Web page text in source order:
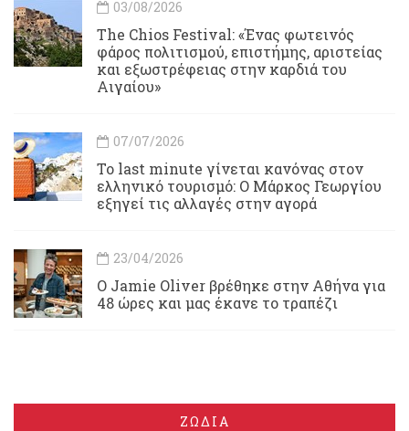
03/08/2026
Τhe Chios Festival: «Ένας φωτεινός
φάρος πολιτισμού, επιστήμης, αριστείας
και εξωστρέφειας στην καρδιά του
Αιγαίου»
07/07/2026
Το last minute γίνεται κανόνας στον
ελληνικό τουρισμό: Ο Μάρκος Γεωργίου
εξηγεί τις αλλαγές στην αγορά
23/04/2026
Ο Jamie Oliver βρέθηκε στην Αθήνα για
48 ώρες και μας έκανε το τραπέζι
ΖΩΔΙΑ